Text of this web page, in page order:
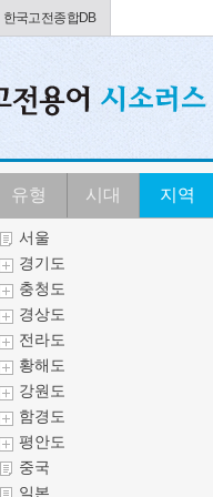
한국고전종합DB
유형 시대 지역
서울
경기도
충청도
경상도
전라도
황해도
강원도
함경도
평안도
중국
일본